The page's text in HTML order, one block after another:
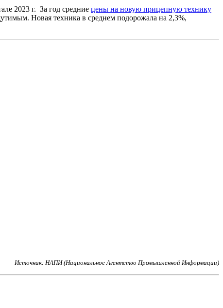
2023 г. За год средние цены на новую прицепную технику
Новая техника в среднем подорожала на 2,3%,
Источник: НАПИ (Национальное Агентство Промышленной Информации)